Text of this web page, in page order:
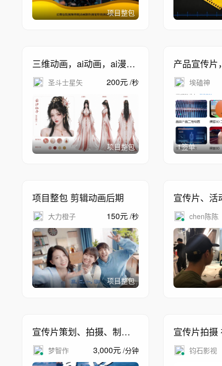
项目整包
三维动画，ai动画，ai漫剧
制作，3D动画，项目整包
圣斗士星矢 200元 /秒
项目整包
产品宣传片
包
埃磕神
1签单
项目整包 剪辑动画后期
大力橙子 150元 /秒
项目整包
宣传片、活
chen陈陈
宣传片策划、拍摄、制作
制作整包
梦智作 3,000元 /分钟
宣传片拍摄 视频制作 宣传
片拍摄 全案整包一站式服
务
钧石影视